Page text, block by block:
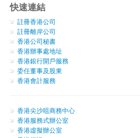
快速連結
註冊香港公司
註冊離岸公司
香港公司秘書
香港辦事處地址
香港銀行開戶服務
委任董事及股東
香港會計服務
香港尖沙咀商務中心
香港服務式辦公室
香港虛擬辦公室